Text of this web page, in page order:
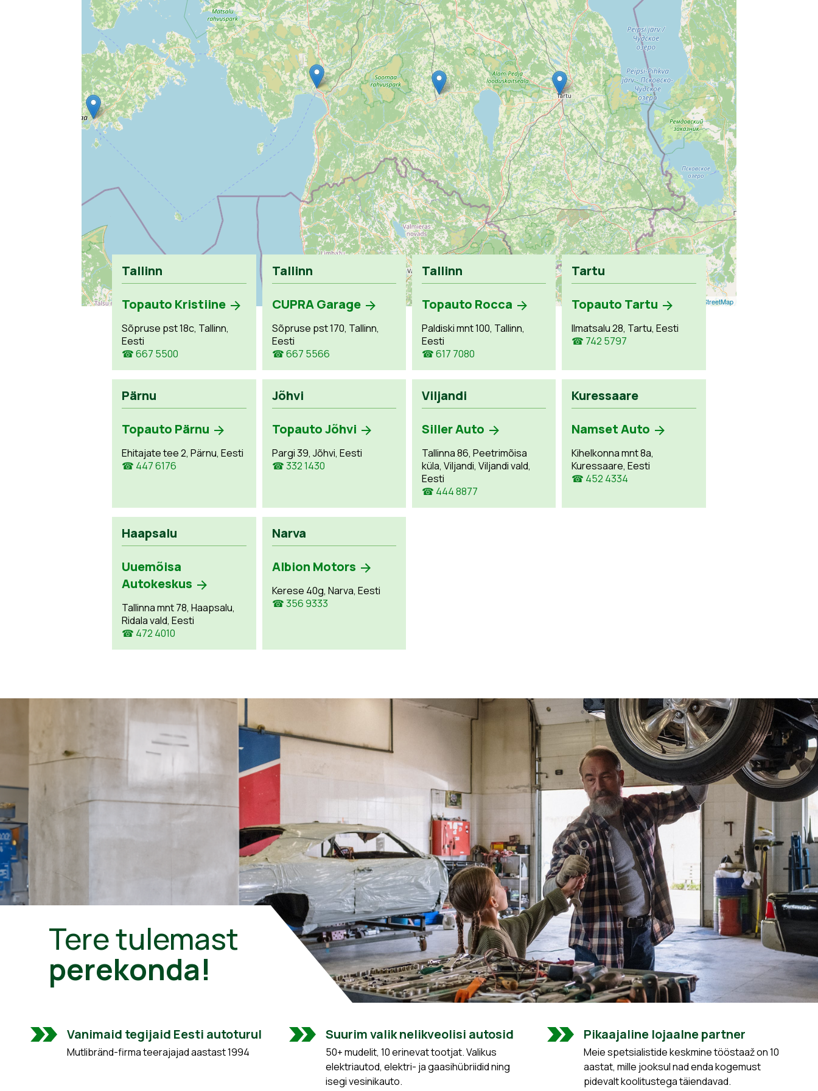
Leaflet OpenStreetMap
Tallinn
Topauto Kristiine
Sõpruse pst 18c, Tallinn,
Eesti
☎ 667 5500
Tallinn
CUPRA Garage
Sõpruse pst 170, Tallinn,
Eesti
☎ 667 5566
Tallinn
Topauto Rocca
Paldiski mnt 100, Tallinn,
Eesti
☎ 617 7080
Tartu
Topauto Tartu
Ilmatsalu 28, Tartu, Eesti
☎ 742 5797
Pärnu
Topauto Pärnu
Ehitajate tee 2, Pärnu, Eesti
☎ 447 6176
Jõhvi
Topauto Jõhvi
Pargi 39, Jõhvi, Eesti
☎ 332 1430
Viljandi
Siller Auto
Tallinna 86, Peetrimõisa
küla, Viljandi, Viljandi vald,
Eesti
☎ 444 8877
Kuressaare
Namset Auto
Kihelkonna mnt 8a,
Kuressaare, Eesti
☎ 452 4334
Haapsalu
Uuemõisa
Autokeskus
Tallinna mnt 78, Haapsalu,
Ridala vald, Eesti
☎ 472 4010
Narva
Albion Motors
Kerese 40g, Narva, Eesti
☎ 356 9333
Tere tulemast
perekonda!
Vanimaid tegijaid Eesti autoturul
Mutlibränd-firma teerajajad aastast 1994
Suurim valik nelikveolisi autosid
50+ mudelit, 10 erinevat tootjat. Valikus
elektriautod, elektri- ja gaasihübriidid ning
isegi vesinikauto.
Pikaajaline lojaalne partner
Meie spetsialistide keskmine tööstaaž on 10
aastat, mille jooksul nad enda kogemust
pidevalt koolitustega täiendavad.